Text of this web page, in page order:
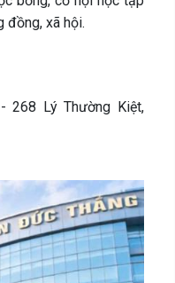
đồng, xã hội.
268 Lý Thường Kiệt,